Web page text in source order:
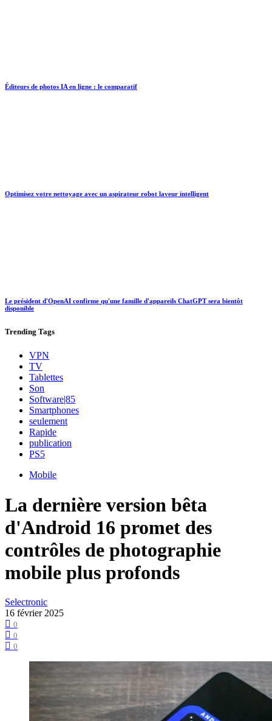
Éditeurs de photos IA en ligne : le comparatif
Optimisez votre nettoyage avec un aspirateur robot laveur intelligent
Le président d'OpenAI confirme qu'une famille d'appareils ChatGPT sera bientôt
disponible
Trending Tags
VPN
TV
Tablettes
Son
Software|85
Smartphones
seulement
Rapide
publication
PS5
Mobile
La dernière version bêta
d'Android 16 promet des
contrôles de photographie
mobile plus profonds
Selectronic
16 février 2025
0
0
0